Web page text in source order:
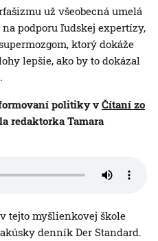
už všeobecná umelá
podporu ľudskej expertízy,
ktorý dokáže
lepšie, ako by to dokázal
politiky v Čítaní zo
redaktorka Tamara
tejto myšlienkovej škole
denník Der Standard.